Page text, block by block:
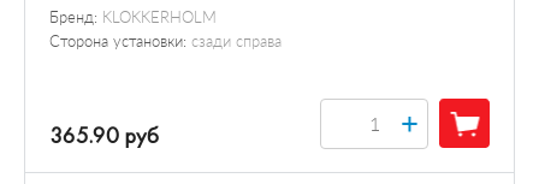
Бренд: KLOKKERHOLM
Сторона установки: сзади справа
365.90 руб +